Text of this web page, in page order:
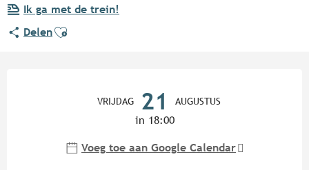
Ik ga met de trein!
DelenAjouter aux favoris
VRIJDAG 21 AUGUSTUS
in 18:00
Voeg toe aan Google Calendar